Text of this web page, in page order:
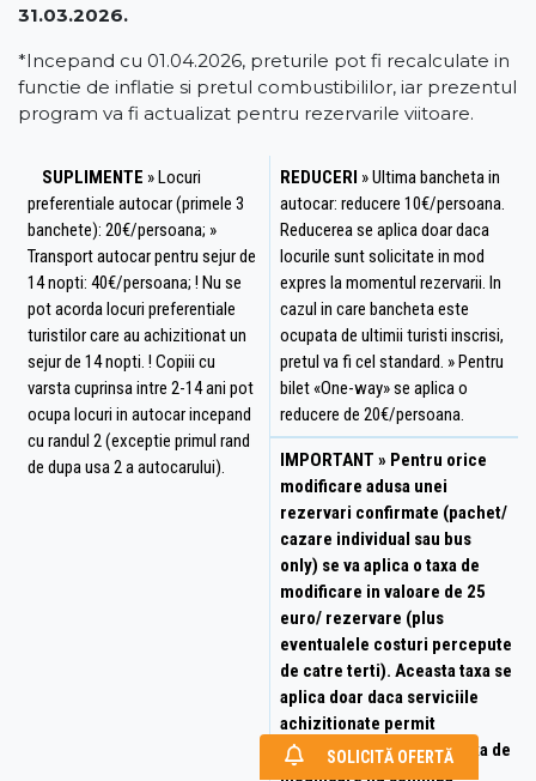
31.03.2026.
*Incepand cu 01.04.2026, preturile pot fi recalculate in
functie de inflatie si pretul combustibililor, iar prezentul
program va fi actualizat pentru rezervarile viitoare.
SUPLIMENTE » Locuri
preferentiale autocar (primele 3
banchete): 20€/persoana; »
Transport autocar pentru sejur de
14 nopti: 40€/persoana; ! Nu se
pot acorda locuri preferentiale
turistilor care au achizitionat un
sejur de 14 nopti. ! Copiii cu
varsta cuprinsa intre 2-14 ani pot
ocupa locuri in autocar incepand
cu randul 2 (exceptie primul rand
de dupa usa 2 a autocarului).
REDUCERI » Ultima bancheta in
autocar: reducere 10€/persoana.
Reducerea se aplica doar daca
locurile sunt solicitate in mod
expres la momentul rezervarii. In
cazul in care bancheta este
ocupata de ultimii turisti inscrisi,
pretul va fi cel standard. » Pentru
bilet «One-way» se aplica o
reducere de 20€/persoana.
IMPORTANT » Pentru orice
modificare adusa unei
rezervari confirmate (pachet/
cazare individual sau bus
only) se va aplica o taxa de
modificare in valoare de 25
euro/ rezervare (plus
eventualele costuri percepute
de catre terti). Aceasta taxa se
aplica doar daca serviciile
achizitionate permit
modificarea solicitata. Taxa de
modificare nu schimba
SOLICITĂ OFERTĂ